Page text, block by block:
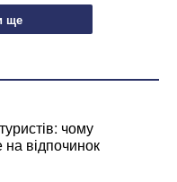
ще
чому
відпочинок